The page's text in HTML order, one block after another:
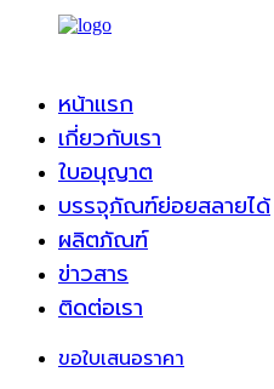
หน้าแรก
เกี่ยวกับเรา
ใบอนุญาต
บรรจุภัณฑ์ย่อยสลายได้
ผลิตภัณฑ์
ข่าวสาร
ติดต่อเรา
ขอใบเสนอราคา